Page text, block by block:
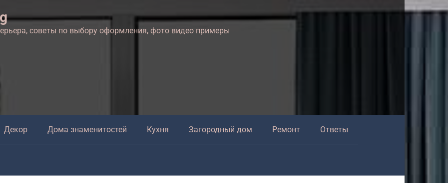
советы по выбору оформления, фото видео примеры
Декор Дома знаменитостей Кухня Загородный дом Ремонт Ответы